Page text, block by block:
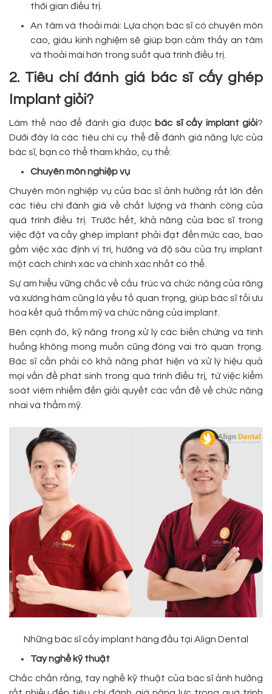
thời gian điều trị.
An tâm và thoải mái: Lựa chọn bác sĩ có chuyên môn
cao, giàu kinh nghiệm sẽ giúp bạn cảm thấy an tâm
và thoải mái hơn trong suốt quá trình điều trị.
2. Tiêu chí đánh giá bác sĩ cấy ghép
Implant giỏi?
Làm thế nào để đánh giá được bác sĩ cấy implant giỏi?
Dưới đây là các tiêu chí cụ thể để đánh giá năng lực của
bác sĩ, bạn có thể tham khảo, cụ thể:
Chuyên môn nghiệp vụ
Chuyên môn nghiệp vụ của bác sĩ ảnh hưởng rất lớn đến
các tiêu chí đánh giá về chất lượng và thành công của
quá trình điều trị. Trước hết, khả năng của bác sĩ trong
việc đặt và cấy ghép implant phải đạt đến mức cao, bao
gồm việc xác định vị trí, hướng và độ sâu của trụ implant
một cách chính xác và chính xác nhất có thể.
Sự am hiểu vững chắc về cấu trúc và chức năng của răng
và xương hàm cũng là yếu tố quan trọng, giúp bác sĩ tối ưu
hóa kết quả thẩm mỹ và chức năng của implant.
Bên cạnh đó, kỹ năng trong xử lý các biến chứng và tình
huống không mong muốn cũng đóng vai trò quan trọng.
Bác sĩ cần phải có khả năng phát hiện và xử lý hiệu quả
mọi vấn đề phát sinh trong quá trình điều trị, từ việc kiểm
soát viêm nhiễm đến giải quyết các vấn đề về chức năng
nhai và thẩm mỹ.
Những bác sĩ cấy implant hàng đầu tại Align Dental
Tay nghề kỹ thuật
Chắc chắn rằng, tay nghề kỹ thuật của bác sĩ ảnh hưởng